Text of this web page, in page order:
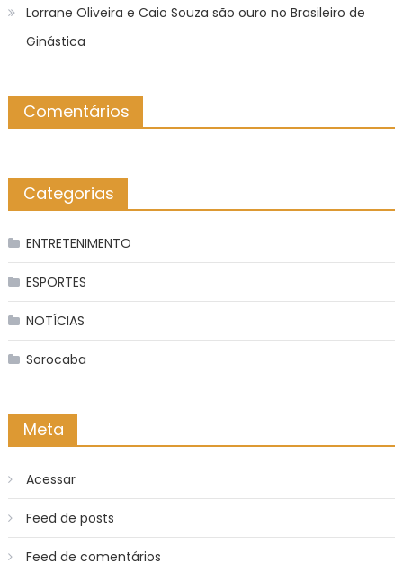
Lorrane Oliveira e Caio Souza são ouro no Brasileiro de
Ginástica
Comentários
Categorias
ENTRETENIMENTO
ESPORTES
NOTÍCIAS
Sorocaba
Meta
Acessar
Feed de posts
Feed de comentários